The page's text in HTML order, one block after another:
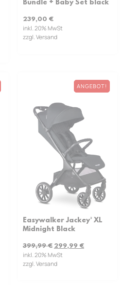
Bundle + Baby Set black
239,00 €
inkl. 20% MwSt
zzgl. Versand
ANGEBOT!
Easywalker Jackey² XL
Midnight Black
399,99€ 299,99 €
inkl. 20% MwSt
zzgl. Versand